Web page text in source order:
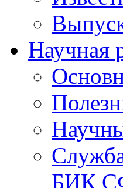
Научная
БИК